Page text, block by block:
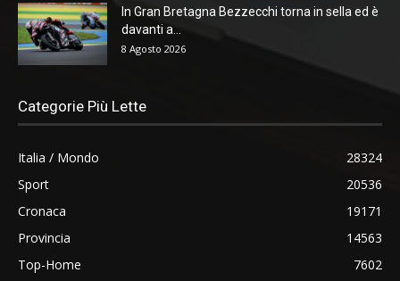
In Gran Bretagna Bezzecchi torna in sella ed è
davanti a...
8 Agosto 2026
Categorie Più Lette
Italia / Mondo
28324
Sport
20536
Cronaca
19171
Provincia
14563
Top-Home
7602